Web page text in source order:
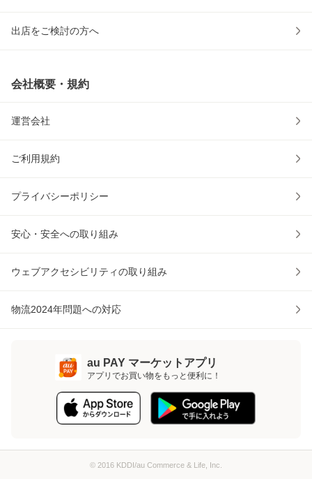
出店をご検討の方へ
会社概要・規約
運営会社
ご利用規約
プライバシーポリシー
安心・安全への取り組み
ウェブアクセシビリティの取り組み
物流2024年問題への対応
au PAY マーケットアプリ
アプリでお買い物をもっと便利に！
© 2016 KDDI/au Commerce & Life, Inc.